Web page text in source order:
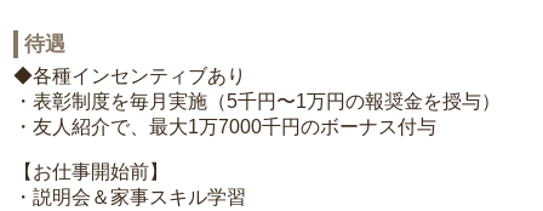
待遇
◆各種インセンティブあり
・表彰制度を毎月実施（5千円〜1万円の報奨金を授与）
・友人紹介で、最大1万7000千円のボーナス付与
【お仕事開始前】
・説明会＆家事スキル学習